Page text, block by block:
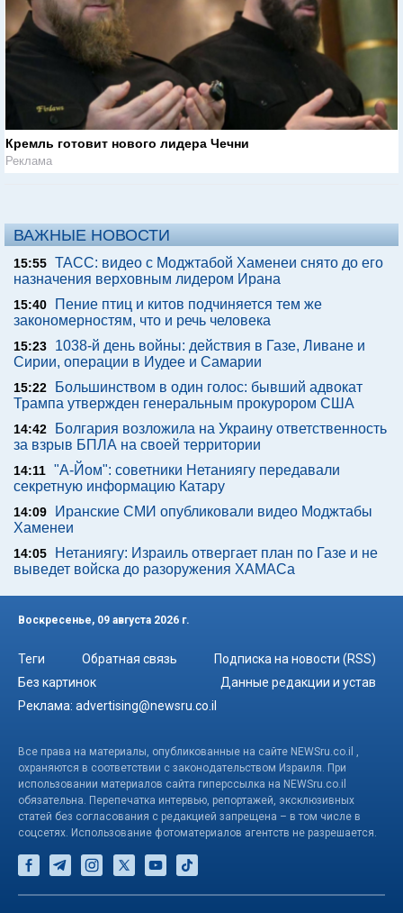
Кремль готовит нового лидера Чечни
Реклама
ВАЖНЫЕ НОВОСТИ
15:55 ТАСС: видео с Моджтабой Хаменеи снято до его
назначения верховным лидером Ирана
15:40
Пение птиц и китов подчиняется тем же
закономерностям, что и речь человека
15:23
1038-й день войны: действия в Газе, Ливане и
Сирии, операции в Иудее и Самарии
15:22
Большинством в один голос: бывший адвокат
Трампа утвержден генеральным прокурором США
14:42
Болгария возложила на Украину ответственность
за взрыв БПЛА на своей территории
14:11 "А-Йом": советники Нетаниягу передавали
секретную информацию Катару
14:09
Иранские СМИ опубликовали видео Моджтабы
Хаменеи
14:05
Нетаниягу: Израиль отвергает план по Газе и не
выведет войска до разоружения ХАМАСа
Воскресенье, 09 августа 2026 г.
Теги Обратная связь
Подписка на новости (RSS)
Без картинок
Данные редакции и устав
Реклама: advertising@newsru.co.il
Все права на материалы, опубликованные на сайте NEWSru.co.il ,
охраняются в соответствии с законодательством Израиля. При
использовании материалов сайта гиперссылка на NEWSru.co.il
обязательна. Перепечатка интервью, репортажей, эксклюзивных
статей без согласования с редакцией запрещена – в том числе в
соцсетях. Использование фотоматериалов агентств не разрешается.